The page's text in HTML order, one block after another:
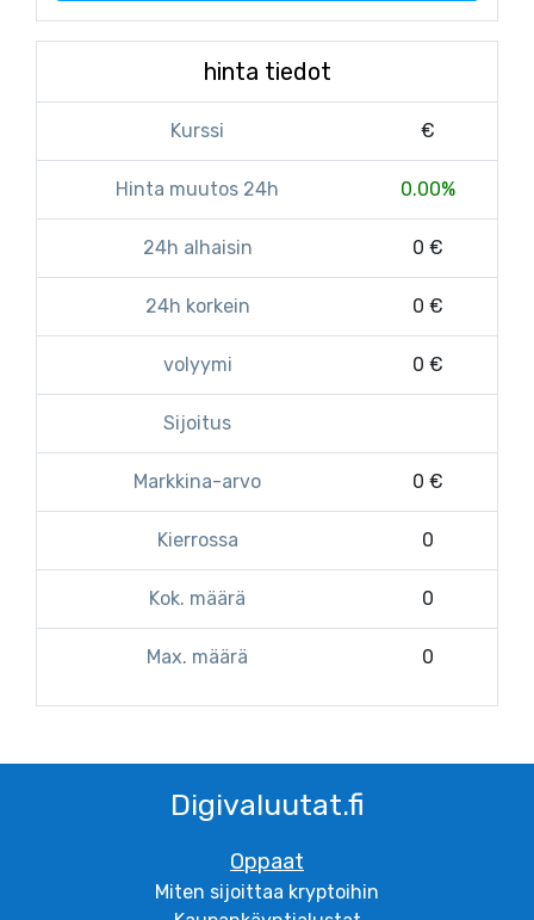
hinta tiedot
Kurssi €
Hinta muutos 24h 0.00%
24h alhaisin 0 €
24h korkein 0 €
volyymi 0 €
Sijoitus
Markkina-arvo 0 €
Kierrossa 0
Kok. määrä 0
Max. määrä 0
Digivaluutat.fi
Oppaat
Miten sijoittaa kryptoihin